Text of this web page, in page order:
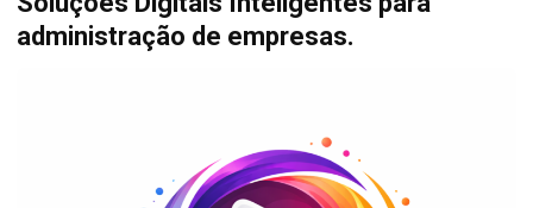
administração de empresas.